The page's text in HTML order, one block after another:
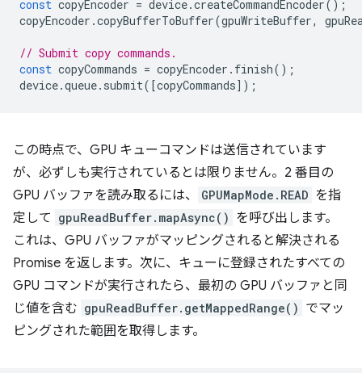
const copyEncoder = device.createCommandEncoder();
copyEncoder .copyBufferToBuffer(gpuWriteBuffer,
// Submit copy commands.
const copyCommands = copyEncoder . finish();
device.queue. submit([copyCommands]);
この時点で、GPU キューコマンドは送信されています
が、必ずしも実行されているとは限りません。2 番目の
GPU バッファを読み取るには、
GPUMapMode.READ を指
定して gpuReadBuffer.mapAsync() を呼び出します。
これは、GPU バッファがマッピングされると解決される
Promise を返します。次に、キューに登録されたすべての
GPU コマンドが実行されたら、最初の GPU バッファと同
じ値を含む gpuReadBuffer.getMappedRange() でマッ
ピングされた範囲を取得します。